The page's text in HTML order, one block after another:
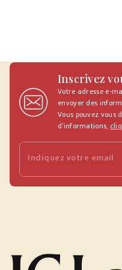
Inscrivez
Votre adresse e-
envoyer des
Vous pouvez vous
d’informations,
Indiquez votre email